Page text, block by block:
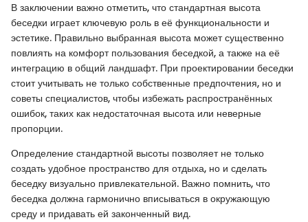
В заключении важно отметить, что стандартная высота
беседки играет ключевую роль в её функциональности и
эстетике. Правильно выбранная высота может существенно
повлиять на комфорт пользования беседкой, а также на её
интеграцию в общий ландшафт. При проектировании беседки
стоит учитывать не только собственные предпочтения, но и
советы специалистов, чтобы избежать распространённых
ошибок, таких как недостаточная высота или неверные
пропорции.
Определение стандартной высоты позволяет не только
создать удобное пространство для отдыха, но и сделать
беседку визуально привлекательной. Важно помнить, что
беседка должна гармонично вписываться в окружающую
среду и придавать ей законченный вид.